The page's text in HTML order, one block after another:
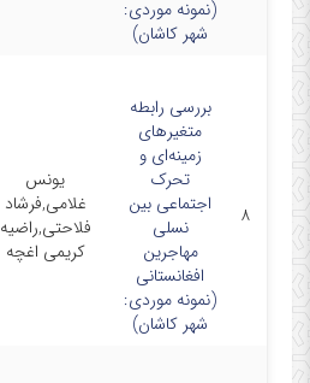
(نمونه موردی:
شهر کاشان)
۸
بررسی رابطه
متغیرهای
زمینه‌ای و
تحرک
اجتماعی بین
نسلی
مهاجرین
افغانستانی
(نمونه موردی:
شهر کاشان)
یونس
غلامی,فرشاد
فلاحتی,راضیه
کریمی اغچه